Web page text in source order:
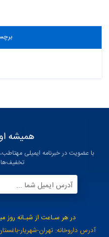
همیشه
با عضویت در خبرنامه ایمیلی
آدرس ایمیل شما ...
در هر سـاعت از شبـانه روز
آدرس داروخانه: تهران-شهریار-